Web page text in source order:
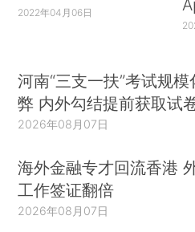
2022年04月06日
河南“三支一扶”考试规模
弊 内外勾结提前获取试
2026年08月07日
海外金融专才回流香港
工作签证翻倍
2026年08月07日